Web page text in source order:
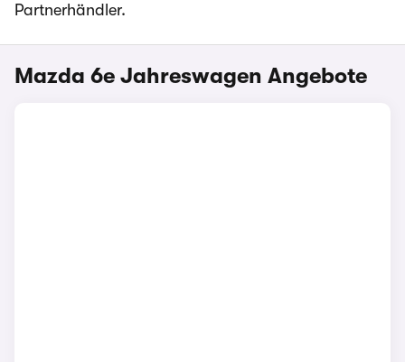
Partnerhändler.
Mazda 6e Jahreswagen Angebote